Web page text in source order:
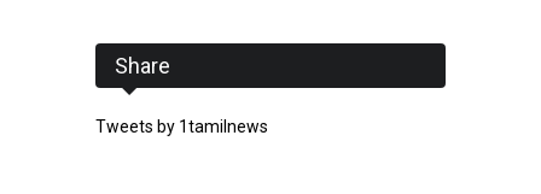
Share
Tweets by 1tamilnews